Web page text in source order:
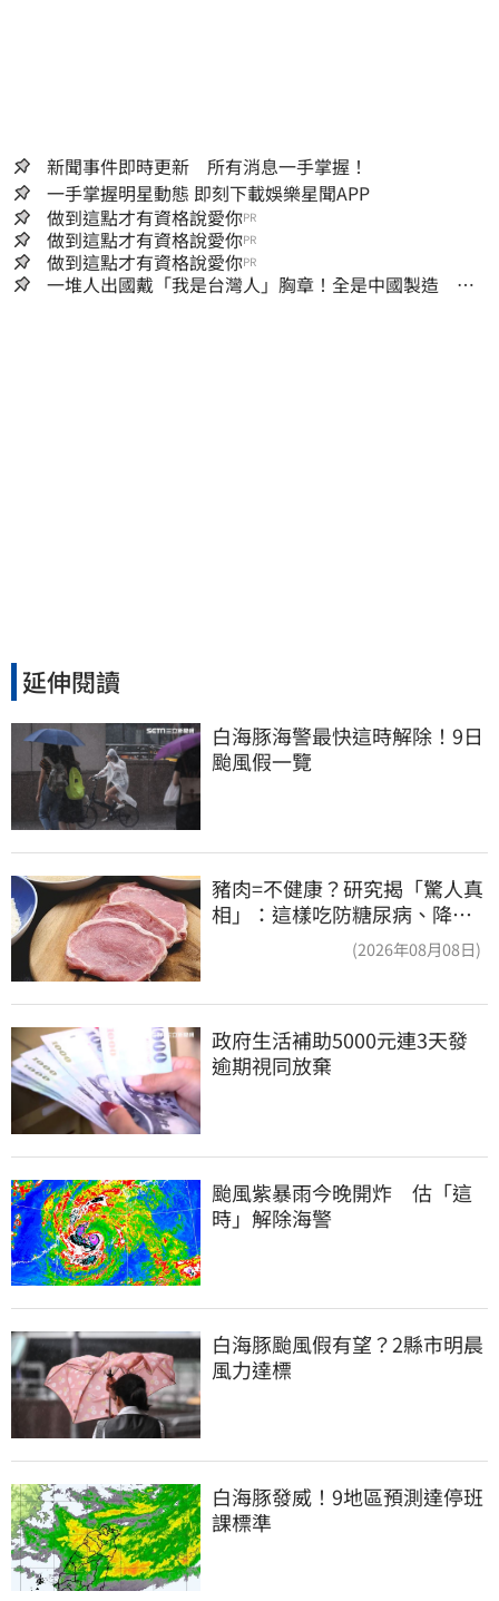
新聞事件即時更新 所有消息一手掌握！
一手掌握明星動態 即刻下載娛樂星聞APP
做到這點才有資格說愛你PR
做到這點才有資格說愛你PR
做到這點才有資格說愛你PR
一堆人出國戴「我是台灣人」胸章！全是中國製造
延伸閱讀
白海豚海警最快這時解除！9日
颱風假一覽
豬肉=不健康？研究揭「驚人真
相」：這樣吃防糖尿病、降膽
(2026年08月08日)
政府生活補助5000元連3天發
逾期視同放棄
颱風紫暴雨今晚開炸　估「這
時」解除海警
白海豚颱風假有望？2縣市明晨
風力達標
白海豚發威！9地區預測達停班
課標準